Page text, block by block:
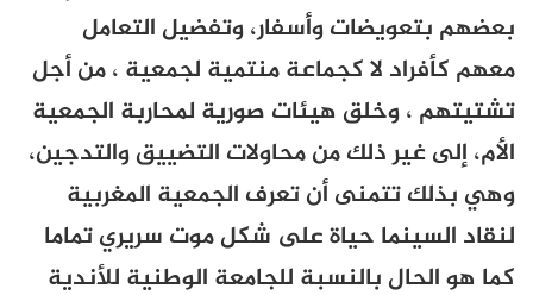
بعضهم بتعويضات وأسفار، وتفضيل التعامل
معهم كأفراد لا كجماعة منتمية لجمعية ، من أجل
تشتيتهم ، وخلق هيئات صورية لمحاربة الجمعية
الأم، إلى غير ذلك من محاولات التضييق والتدجين،
وهي بذلك تتمنى أن تعرف الجمعية المغربية
لنقاد السينما حياة على شكل موت سريري تماما
كما هو الحال بالنسبة للجامعة الوطنية للأندية